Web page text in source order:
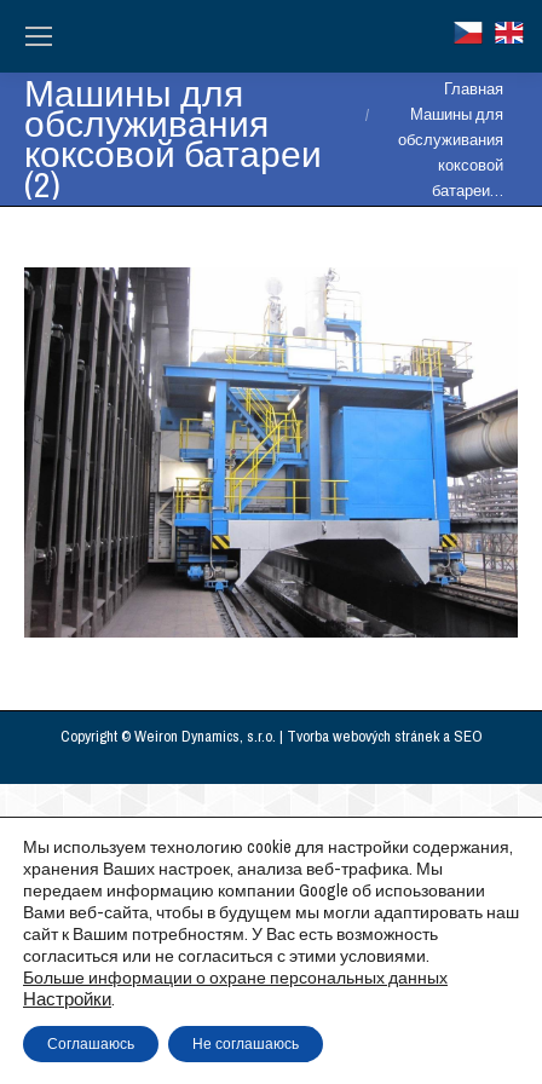
Машины для
обслуживания
коксовой батареи
(2)
Главная
Машины для
обслуживания
коксовой
батареи…
Copyright © Weiron Dynamics, s.r.o. | Tvorba webových stránekaSEO
Мы используем технологию cookie для настройки содержания,
хранения Ваших настроек, анализа веб-трафика. Мы
передаем информацию компании Google об испоьзовании
Вами веб-сайта, чтобы в будущем мы могли адаптировать наш
сайт к Вашим потребностям. У Вас есть возможность
согласиться или не согласиться с этими условиями.
Больше информации о охране персональных данных
Настройки.
Соглашаюсь Не соглашаюсь